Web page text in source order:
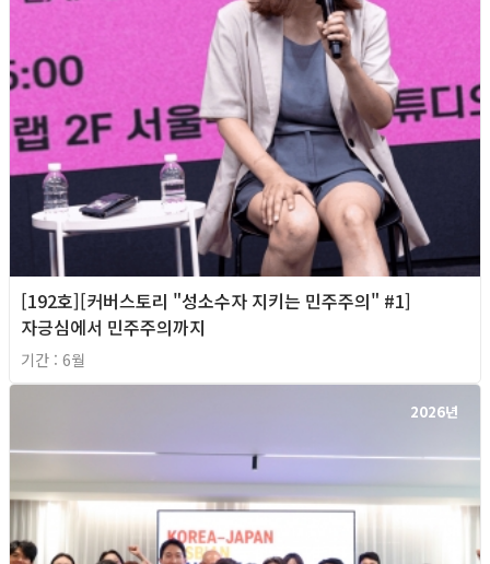
[192호][커버스토리 "성소수자 지키는 민주주의" #1]
자긍심에서 민주주의까지
기간 : 6월
2026년